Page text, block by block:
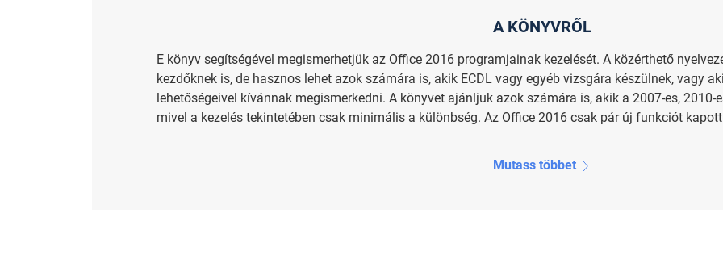
A KÖNYVRŐL
E könyv segítségével megismerhetjük az Office 2016 programjainak kezelését. A közérthető
kezdőknek is, de hasznos lehet azok számára is, akik ECDL vagy egyéb vizsgára készülnek, vagy
lehetőségeivel kívánnak megismerkedni. A könyvet ajánljuk azok számára is, akik a 2007-es, 2010-
mivel a kezelés tekintetében csak minimális a különbség. Az Office 2016 csak pár új funkciót
Mutass többet